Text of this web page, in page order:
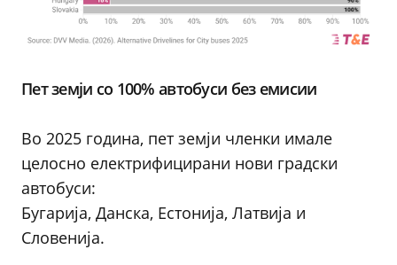
Пет земји со 100% автобуси без емисии
Во 2025 година, пет земји членки имале
целосно електрифицирани нови градски
автобуси:
Бугарија, Данска, Естонија, Латвија и
Словенија.